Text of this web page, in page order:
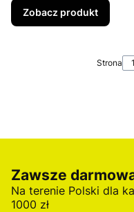
Zobacz produkt
Strona
Zawsze
Na terenie Polski dla
1000 zł